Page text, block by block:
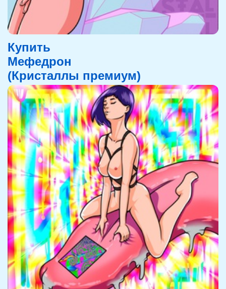
Купить
Мефедрон
(Кристаллы премиум)